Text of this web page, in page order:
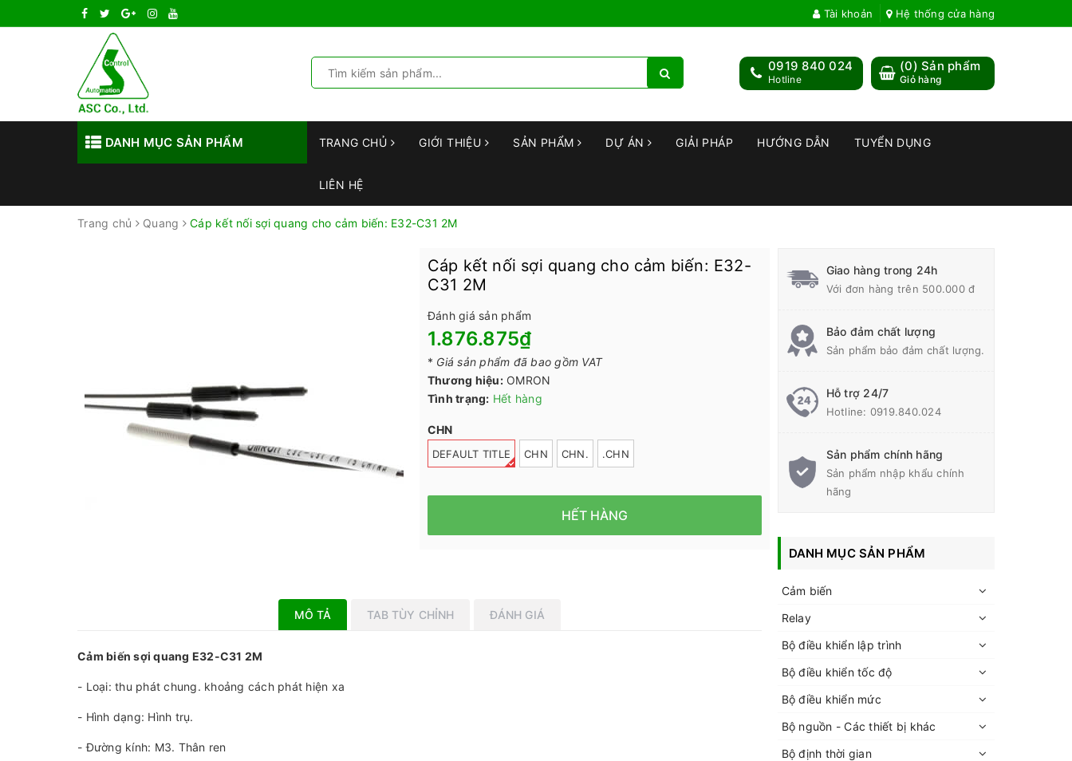
Tài khoản Hệ thống cửa hàng
(0) Sản phẩm
Giỏ hàng
0919 840 024
Hotline
DANH MỤC SẢN PHẨM TRANG CHỦ GIỚI THIỆU SẢN PHẨM DỰ ÁN GIẢI PHÁP HƯỚNG DẪN TUYỂN DỤNG
LIÊN HỆ
Trang chủ Quang Cáp kết nối sợi quang cho cảm biến: E32-C31 2M
Cáp kết nối sợi quang cho cảm biến: E32-
C31 2M
Đánh giá sản phẩm
1.876.875₫
* Giá sản phẩm đã bao gồm VAT
Thương hiệu: OMRON
Tình trạng: Hết hàng
CHN
DEFAULT TITLE CHN CHN. .CHN
HẾT HÀNG
MÔ TẢ TAB TÙY CHỈNH ĐÁNH GIÁ
Cảm biến sợi quang E32-C31 2M
- Loại: thu phát chung. khoảng cách phát hiện xa
- Hình dạng: Hình trụ.
- Đường kính: M3. Thân ren
Giao hàng trong 24h
Với đơn hàng trên 500.000 đ
Bảo đảm chất lượng
Sản phẩm bảo đảm chất lượng.
Hỗ trợ 24/7
Hotline: 0919.840.024
Sản phẩm chính hãng
Sản phẩm nhập khẩu chính
hãng
DANH MỤC SẢN PHẨM
Cảm biến
Relay
Bộ điều khiển lập trình
Bộ điều khiển tốc độ
Bộ điều khiển mức
Bộ nguồn - Các thiết bị khác
Bộ định thời gian